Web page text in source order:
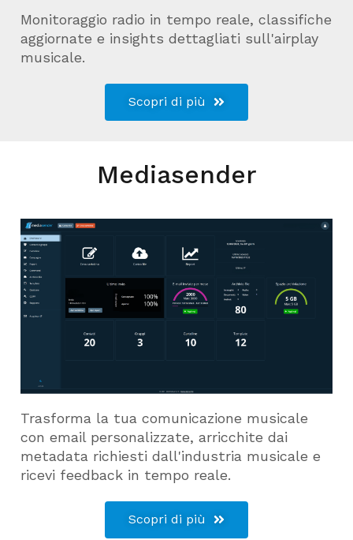
Monitoraggio radio in tempo reale, classifiche
aggiornate e insights dettagliati sull'airplay
musicale.
Scopri di più
Mediasender
Trasforma la tua comunicazione musicale
con email personalizzate, arricchite dai
metadata richiesti dall'industria musicale e
ricevi feedback in tempo reale.
Scopri di più